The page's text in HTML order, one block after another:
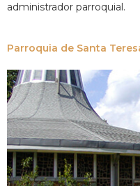
administrador parroquial.
Parroquia de Santa